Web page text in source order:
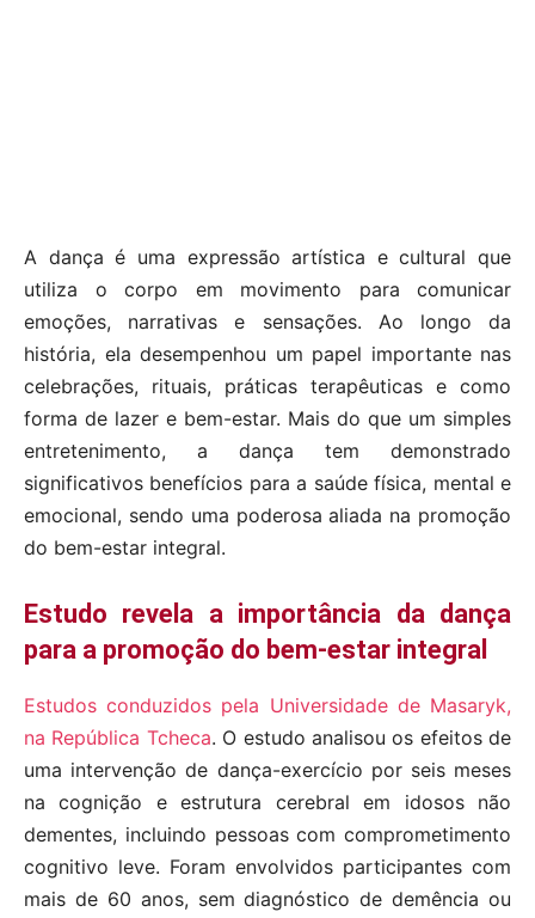
A dança é uma expressão artística e cultural que
utiliza o corpo em movimento para comunicar
emoções, narrativas e sensações. Ao longo da
história, ela desempenhou um papel importante nas
celebrações, rituais, práticas terapêuticas e como
forma de lazer e bem-estar. Mais do que um simples
entretenimento, a dança tem demonstrado
significativos benefícios para a saúde física, mental e
emocional, sendo uma poderosa aliada na promoção
do bem-estar integral.
Estudo revela a importância da dança
para a promoção do bem-estar integral
Estudos conduzidos pela Universidade de Masaryk,
na República Tcheca. O estudo analisou os efeitos de
uma intervenção de dança-exercício por seis meses
na cognição e estrutura cerebral em idosos não
dementes, incluindo pessoas com comprometimento
cognitivo leve. Foram envolvidos participantes com
mais de 60 anos, sem diagnóstico de demência ou